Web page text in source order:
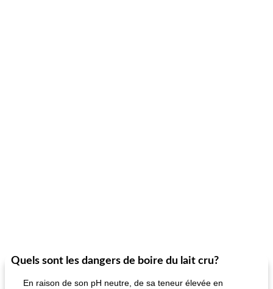
Quels sont les dangers de boire du lait cru?
En raison de son pH neutre, de sa teneur élevée en